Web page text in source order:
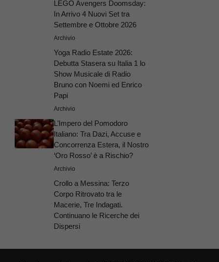
LEGO Avengers Doomsday:
In Arrivo 4 Nuovi Set tra
Settembre e Ottobre 2026
Archivio
Yoga Radio Estate 2026:
Debutta Stasera su Italia 1 lo
Show Musicale di Radio
Bruno con Noemi ed Enrico
Papi
Archivio
L’Impero del Pomodoro
Italiano: Tra Dazi, Accuse e
Concorrenza Estera, il Nostro
‘Oro Rosso’ è a Rischio?
Archivio
Crollo a Messina: Terzo
Corpo Ritrovato tra le
Macerie, Tre Indagati.
Continuano le Ricerche dei
Dispersi